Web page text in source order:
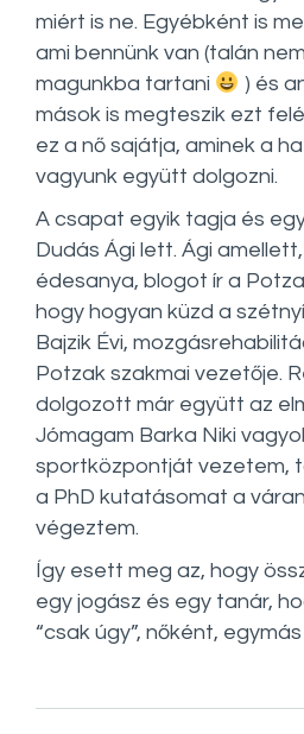
miért is ne. Egyébként is
ami bennünk van (talán
magunkba tartani
) és
mások is megteszik ezt
ez a nő sajátja, aminek a
vagyunk együtt dolgozni.
A csapat egyik tagja és
Dudás Ági lett. Ági
édesanya, blogot ír a
hogy hogyan küzd a
Bajzik Évi,
Potzak szakmai vezetője.
dolgozott már együtt az
Jómagam Barka Niki
sportközpontját vezetem,
a PhD kutatásomat a
végeztem.
Így esett meg az, hogy
egy jogász és egy tanár,
“csak úgy”, nőként,